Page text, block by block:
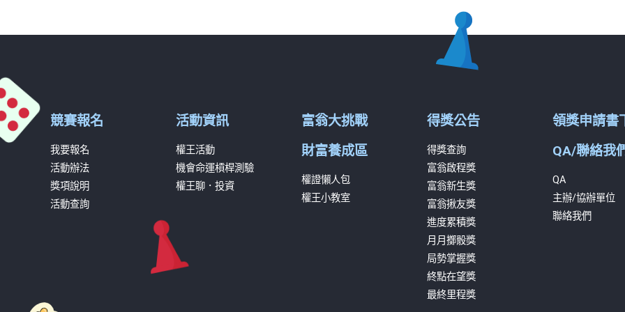
競賽報名
我要報名
活動辦法
獎項說明
活動查詢
活動資訊
權王活動
機會命運槓桿測驗
權王聊．投資
富翁大挑戰
財富養成區
權證懶人包
權王小教室
得獎公告
得獎查詢
富翁啟程獎
富翁新生獎
富翁揪友獎
進度累積獎
月月擲骰獎
局勢掌握獎
終點在望獎
最終里程獎
領獎申請書
QA/聯絡我
QA
主辦/協辦單位
聯絡我們